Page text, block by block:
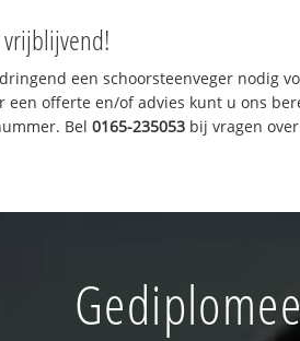
een schoorsteenveger nodig
een offerte en/of advies kunt u ons
Bel0165-235053 bij vragen